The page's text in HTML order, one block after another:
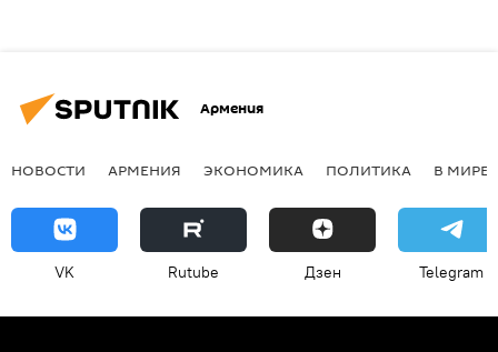
Армения
НОВОСТИ АРМЕНИЯ ЭКОНОМИКА ПОЛИТИКА В МИРЕ
VK Rutube Дзен Telegram